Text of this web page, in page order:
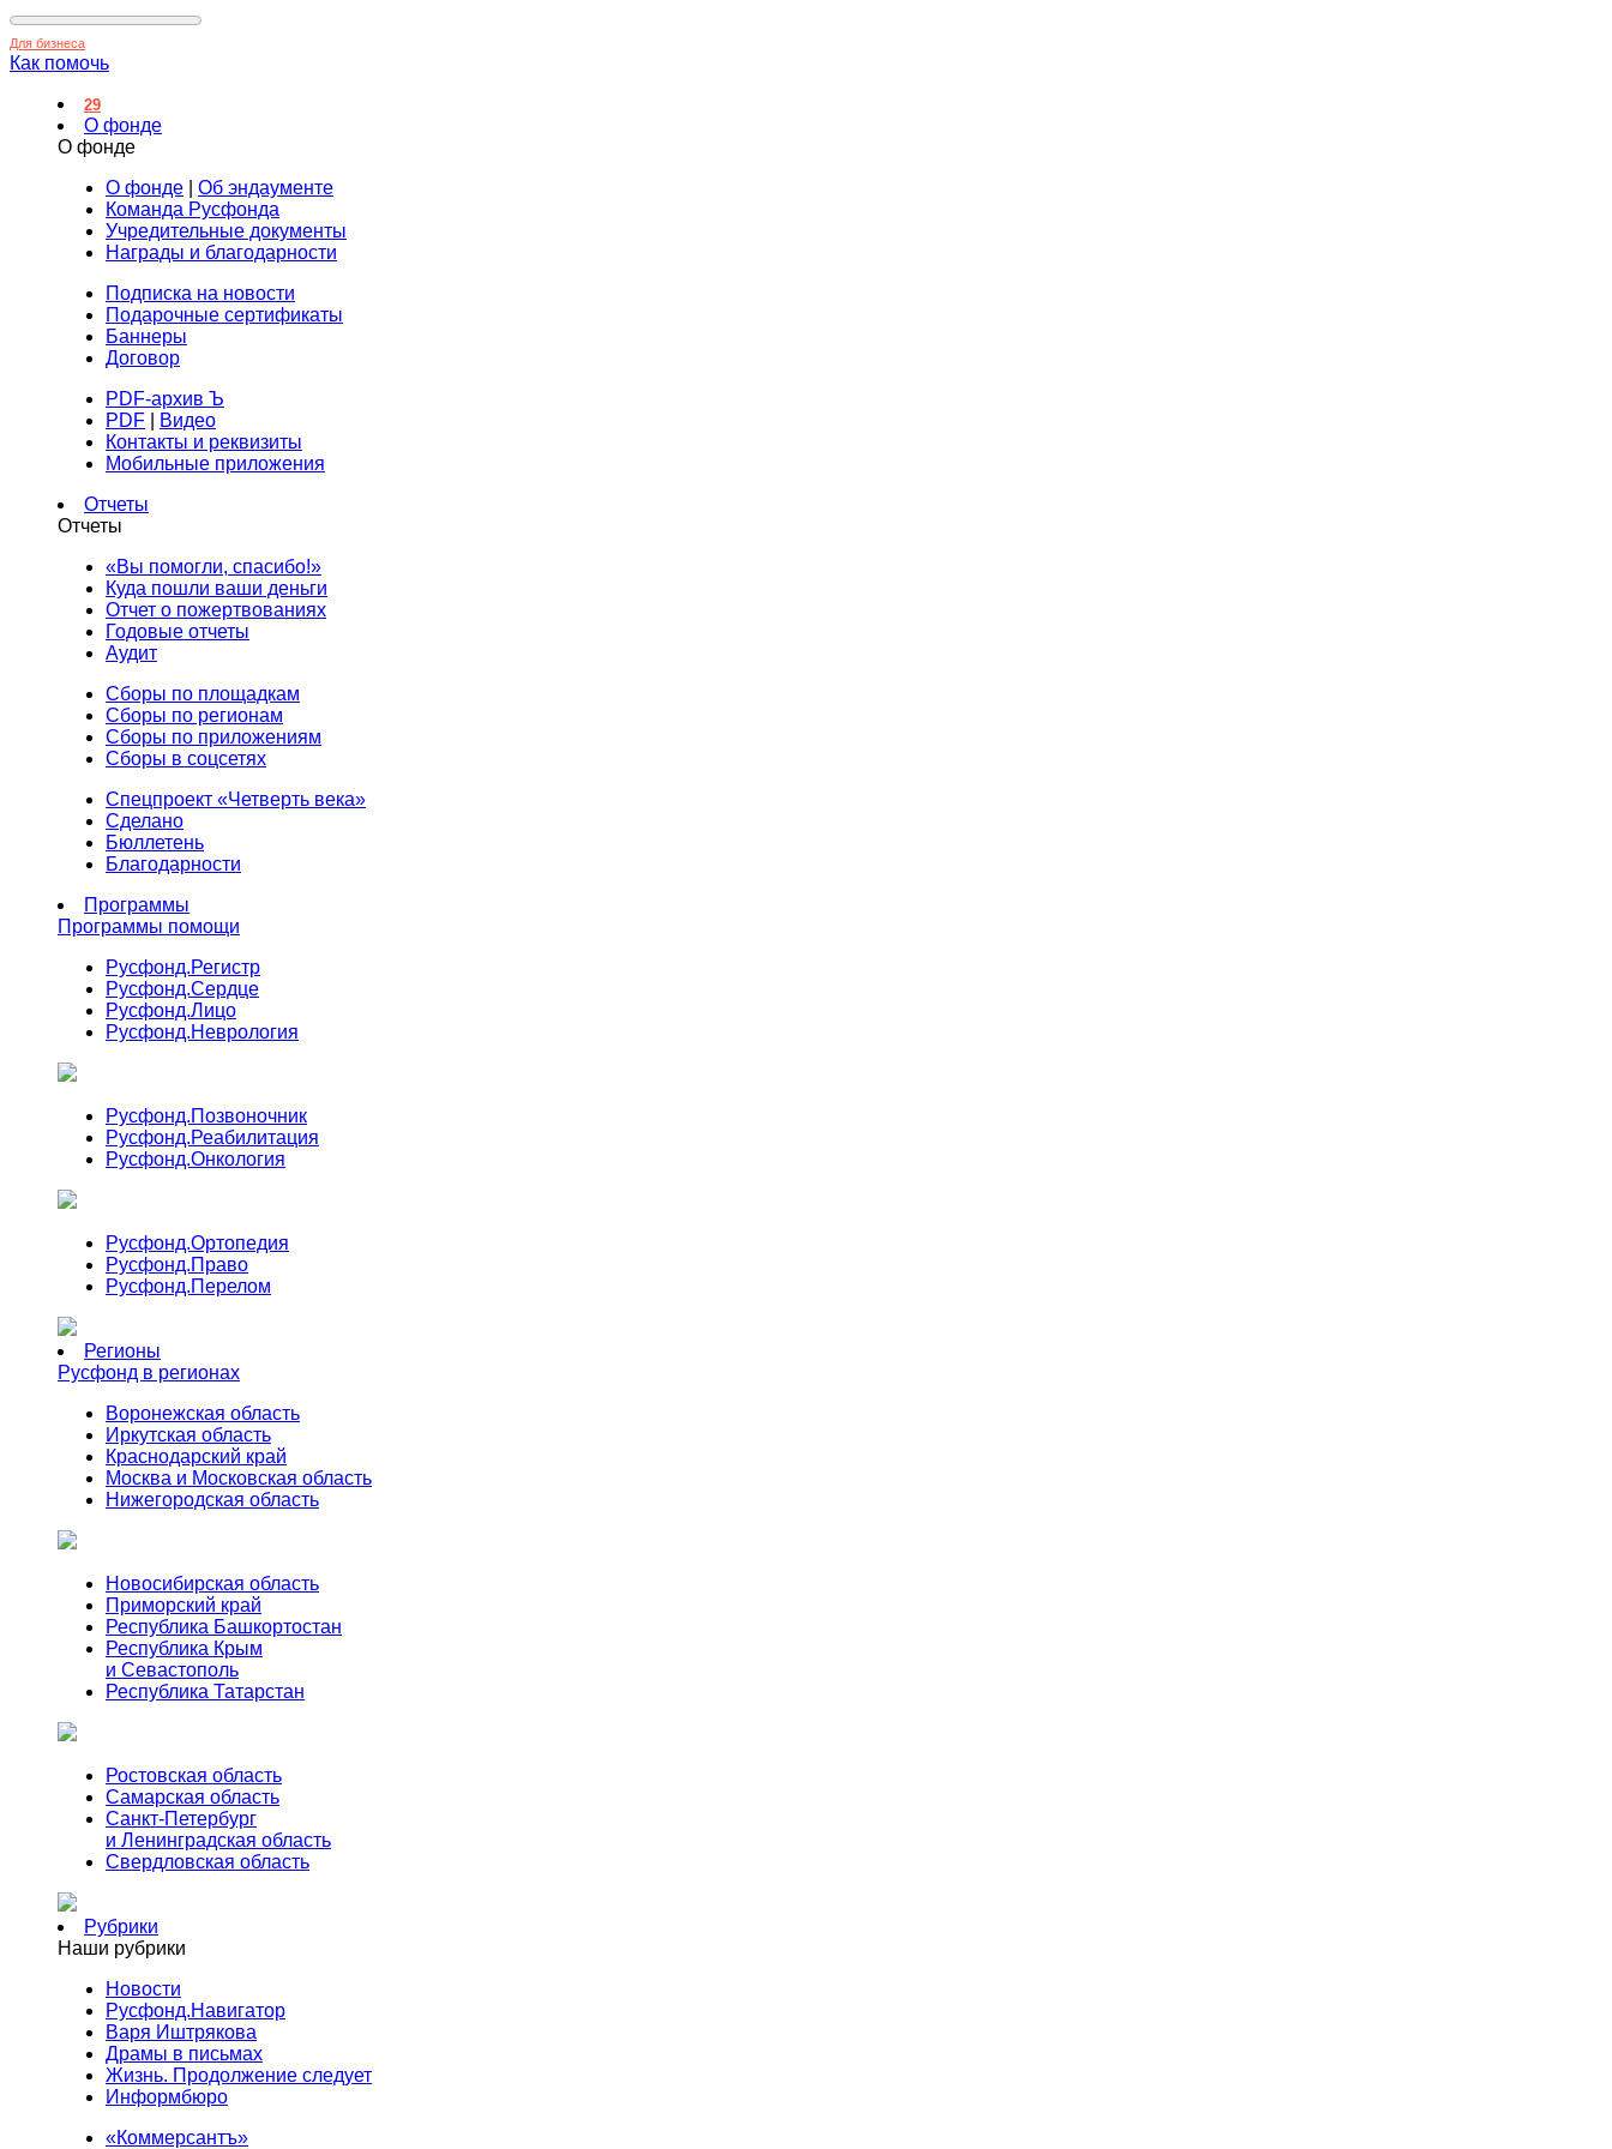
Для бизнеса
Как помочь
29
О фонде
О фонде
О фонде
Об эндаументе
Команда Русфонда
Учредительные документы
Награды и благодарности
Подписка на новости
Подарочные сертификаты
Баннеры
Договор
PDF-архив Ъ
PDF
Видео
Контакты и реквизиты
Мобильные приложения
Отчеты
Отчеты
«Вы помогли, спасибо!»
Куда пошли ваши деньги
Отчет о пожертвованиях
Годовые отчеты
Аудит
Сборы по площадкам
Сборы по регионам
Сборы по приложениям
Сборы в соцсетях
Спецпроект «Четверть века»
Сделано
Бюллетень
Благодарности
Программы
Программы помощи
Русфонд.Регистр
Русфонд.Сердце
Русфонд.Лицо
Русфонд.Неврология
Русфонд.Позвоночник
Русфонд.Реабилитация
Русфонд.Онкология
Русфонд.Ортопедия
Русфонд.Право
Русфонд.Перелом
Регионы
Русфонд в регионах
Воронежская область
Иркутская область
Краснодарский край
Москва и Московская область
Нижегородская область
Новосибирская область
Приморский край
Республика Башкортостан
Республика Крым
и Севастополь
Республика Татарстан
Ростовская область
Самарская область
Санкт-Петербург
и Ленинградская область
Свердловская область
Рубрики
Наши рубрики
Новости
Русфонд.Навигатор
Варя Иштрякова
Драмы в письмах
Жизнь. Продолжение следует
Информбюро
«Коммерсантъ»